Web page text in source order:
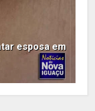
esposa em